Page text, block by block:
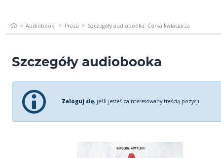
Audiobooki Proza Szczegóły audiobooka: Córka kwiaciarza
Szczegóły audiobooka
Zaloguj się, jeśli jesteś zainteresowany treścią pozycji.